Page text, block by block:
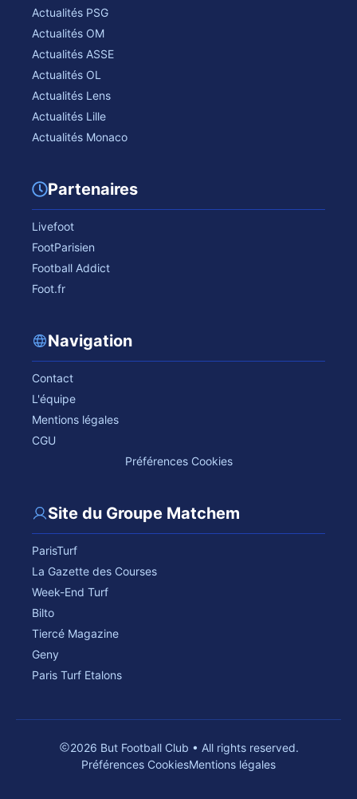
Actualités PSG
Actualités OM
Actualités ASSE
Actualités OL
Actualités Lens
Actualités Lille
Actualités Monaco
Partenaires
Livefoot
FootParisien
Football Addict
Foot.fr
Navigation
Contact
L'équipe
Mentions légales
CGU
Préférences Cookies
Site du Groupe Matchem
ParisTurf
La Gazette des Courses
Week-End Turf
Bilto
Tiercé Magazine
Geny
Paris Turf Etalons
2026 But Football Club • All rights reserved.
Préférences CookiesMentions légales